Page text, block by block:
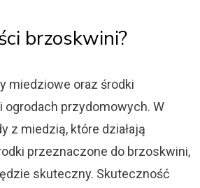
brzoskwini?
miedziowe oraz środki
przydomowych. W
z miedzią, które działają
przeznaczone do brzoskwini,
skuteczny. Skuteczność